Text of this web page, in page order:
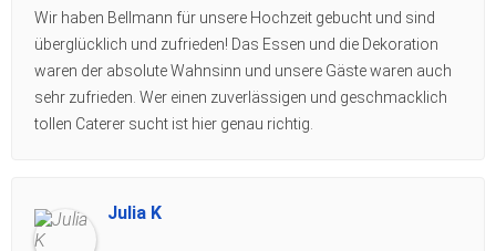
Wir haben Bellmann für unsere Hochzeit gebucht und sind
überglücklich und zufrieden! Das Essen und die Dekoration
waren der absolute Wahnsinn und unsere Gäste waren auch
sehr zufrieden. Wer einen zuverlässigen und geschmacklich
tollen Caterer sucht ist hier genau richtig.
Julia K